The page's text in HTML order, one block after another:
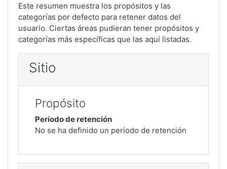
Este resumen muestra los propósitos y las
categorías por defecto para retener datos del
usuario. Ciertas áreas pudieran tener propósitos y
categorías más específicas que las aquí listadas.
Sitio
Propósito
Período de retención
No se ha definido un período de retención